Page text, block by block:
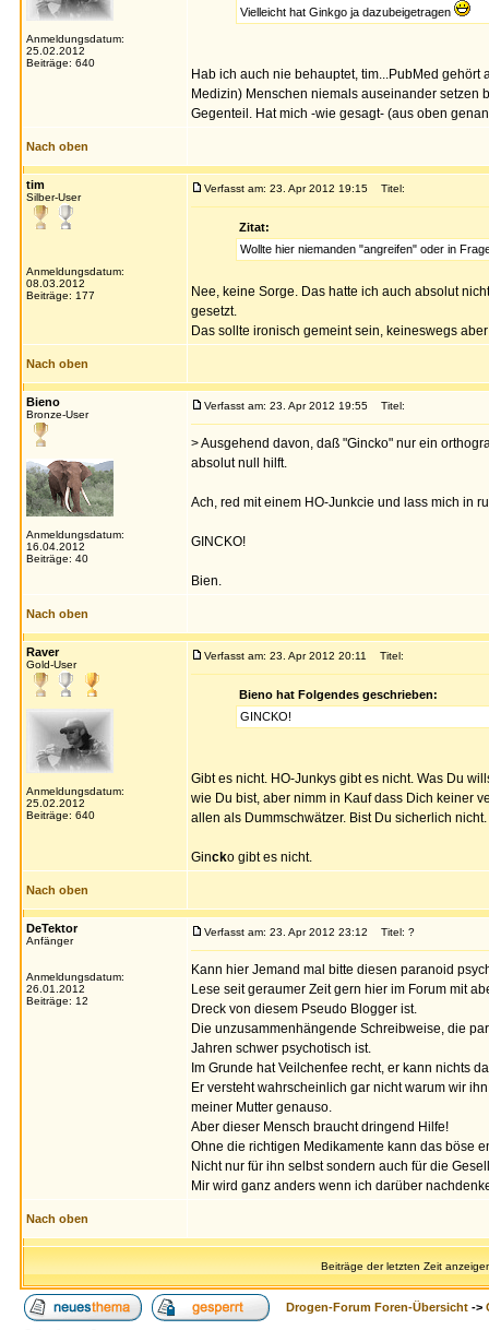
Anmeldungsdatum:
25.02.2012
Beiträge: 640
Vielleicht hat Ginkgo ja dazubeigetragen
Hab ich auch nie behauptet, tim...PubMed
Medizin) Menschen niemals auseinander setzen
Gegenteil. Hat mich -wie gesagt- (aus oben
Nach oben
tim
Silber-User
Anmeldungsdatum:
08.03.2012
Beiträge: 177
Verfasst am: 23. Apr 2012 19:15 Titel:
Zitat:
Wollte hier niemanden "angreifen" oder in
Nee, keine Sorge. Das hatte ich auch absolut
gesetzt.
Das sollte ironisch gemeint sein, keineswegs
Nach oben
Bieno
Bronze-User
Anmeldungsdatum:
16.04.2012
Beiträge: 40
Verfasst am: 23. Apr 2012 19:55 Titel:
> Ausgehend davon, daß "Gincko" nur ein
absolut null hilft.
Ach, red mit einem HO-Junkcie und lass mich in
GINCKO!
Bien.
Nach oben
Raver
Gold-User
Anmeldungsdatum:
25.02.2012
Beiträge: 640
Verfasst am: 23. Apr 2012 20:11 Titel:
Bieno hat Folgendes geschrieben:
GINCKO!
Gibt es nicht. HO-Junkys gibt es nicht. Was Du
wie Du bist, aber nimm in Kauf dass Dich keiner
allen als Dummschwätzer. Bist Du sicherlich
Gincko gibt es nicht.
Nach oben
DeTektor
Anfänger
Anmeldungsdatum:
26.01.2012
Beiträge: 12
Verfasst am: 23. Apr 2012 23:12 Titel: ?
Kann hier Jemand mal bitte diesen paranoid
Lese seit geraumer Zeit gern hier im Forum mit
Dreck von diesem Pseudo Blogger ist.
Die unzusammenhängende Schreibweise, die
Jahren schwer psychotisch ist.
Im Grunde hat Veilchenfee recht, er kann nichts
Er versteht wahrscheinlich gar nicht warum wir
meiner Mutter genauso.
Aber dieser Mensch braucht dringend Hilfe!
Ohne die richtigen Medikamente kann das böse
Nicht nur für ihn selbst sondern auch für die
Mir wird ganz anders wenn ich darüber
Nach oben
Beiträge der letzten Zeit
Drogen-Forum Foren-Übersicht ->